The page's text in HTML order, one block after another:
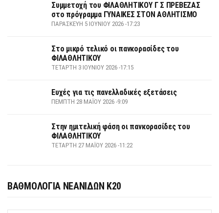
Συμμετοχή του ΦΙΛΑΘΛΗΤΙΚΟΥ Γ Σ ΠΡΕΒΕΖΑΣ
στο πρόγραμμα ΓΥΝΑΙΚΕΣ ΣΤΟΝ ΑΘΛΗΤΙΣΜΟ
ΠΑΡΑΣΚΕΥΉ 5 ΙΟΥΝΊΟΥ 2026 -17:23
Στο μικρό τελικό οι πανκορασίδες του
ΦΙΛΑΘΛΗΤΙΚΟΥ
ΤΕΤΆΡΤΗ 3 ΙΟΥΝΊΟΥ 2026 -17:15
Ευχές για τις πανελλαδικές εξετάσεις
ΠΈΜΠΤΗ 28 ΜΑΪ́ΟΥ 2026 -9:09
Στην ημιτελική φάση οι πανκορασίδες του
ΦΙΛΑΘΛΗΤΙΚΟΥ
ΤΕΤΆΡΤΗ 27 ΜΑΪ́ΟΥ 2026 -11:22
ΒΑΘΜΟΛΟΓΙΑ ΝΕΑΝΙΔΩΝ Κ20